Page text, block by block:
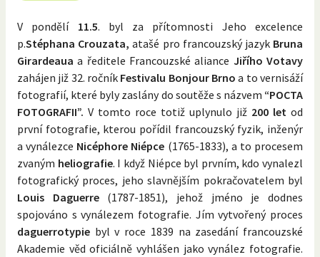
V pondělí 11.5. byl za přítomnosti Jeho excelence
p.Stéphana Crouzata,atašé pro francouzský jazyk Bruna
Girardeaua a ředitele Francouzské aliance Jiřího Votavy
zahájen již 32. ročník Festivalu Bonjour Brno a to vernisáží
fotografií, které byly zaslány do soutěže s názvem “POCTA
FOTOGRAFII”. V tomto roce totiž uplynulo již 200 let od
první fotografie, kterou pořídil francouzský fyzik, inženýr
a vynálezce Nicéphore Niépce (1765-1833), a to procesem
zvaným heliografie. I když Niépce byl prvním, kdo vynalezl
fotografický proces, jeho slavnějším pokračovatelem byl
Louis Daguerre(1787-1851), jehož jméno je dodnes
spojováno s vynálezem fotografie. Jím vytvořený proces
daguerrotypie byl v roce 1839 na zasedání francouzské
Akademie věd oficiálně vyhlášen jako vynález fotografie.